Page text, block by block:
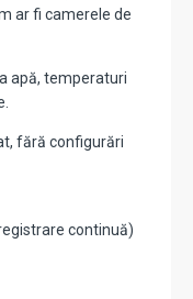
ar fi camerele de
apă, temperaturi
fără configurări
continuă)